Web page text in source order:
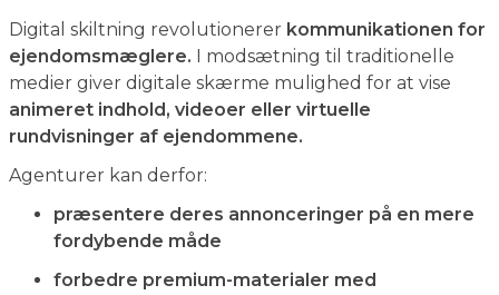
Digital skiltning revolutionerer kommunikationen for
ejendomsmæglere. I modsætning til traditionelle
medier giver digitale skærme mulighed for at vise
animeret indhold, videoer eller virtuelle
rundvisninger af ejendommene.
Agenturer kan derfor:
præsentere deres annonceringer på en mere
fordybende måde
forbedre premium-materialer med